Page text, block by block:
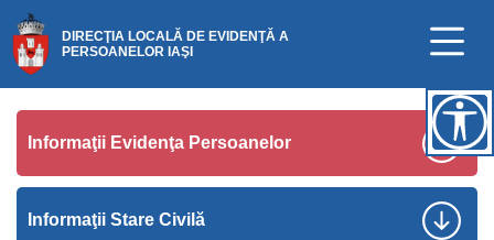
DIRECŢIA LOCALĂ DE EVIDENŢĂ A
PERSOANELOR IAŞI
Informaţii Evidenţa Persoanelor
Informaţii Stare Civilă